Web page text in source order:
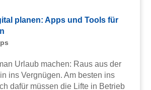
planen: Apps und Tools für
Urlaub machen: Raus aus der
ins Vergnügen. Am besten ins
dafür müssen die Lifte in Betrieb